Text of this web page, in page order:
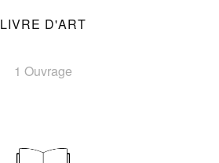
LIVRE D'ART
1 Ouvrage